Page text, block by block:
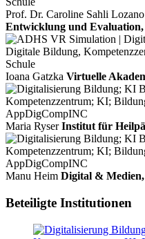
Prof. Dr. Caroline Sahli Lozano
Entwicklung und
Ioana Gatzka Virtuelle
Maria Ryser Institut für
Manu Heim Digital &
Beteiligte Institutionen